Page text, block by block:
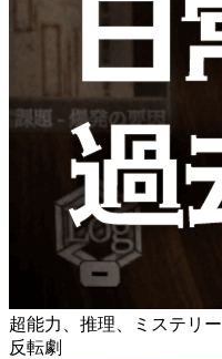
超能力、推理、ミステリ
反転劇